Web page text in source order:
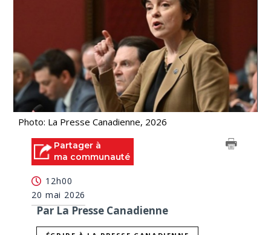
Photo: La Presse Canadienne, 2026
Partager à
ma communauté
12h00
20 mai 2026
Par La Presse Canadienne